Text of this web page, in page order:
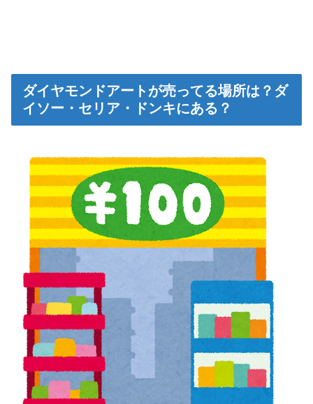
ダイヤモンドアートが売ってる場所は？ダ
イソー・セリア・ドンキにある？